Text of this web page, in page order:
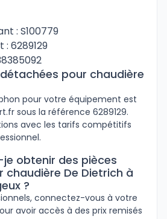
: S100779
6289129
pour chaudière
pour votre équipement est
sous la référence 6289129.
avec les tarifs compétitifs
obtenir des pièces
chaudière De Dietrich à
?
connectez-vous à votre
avoir accès à des prix remisés